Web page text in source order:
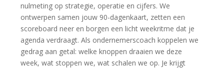
nulmeting op strategie, operatie en cijfers. We
ontwerpen samen jouw 90-dagenkaart, zetten een
scoreboard neer en borgen een licht weekritme dat je
agenda verdraagt. Als ondernemerscoach koppelen we
gedrag aan getal: welke knoppen draaien we deze
week, wat stoppen we, wat schalen we op. Je krijgt